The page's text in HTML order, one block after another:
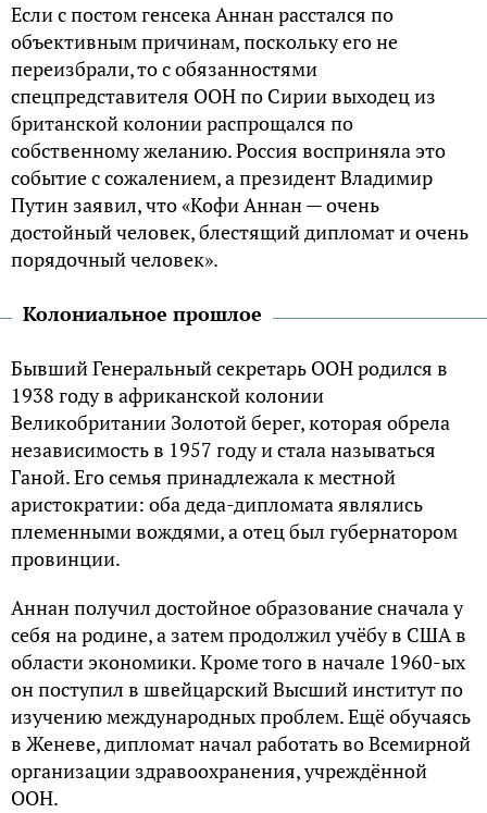
Если c постом генсека Аннан расстался по
объективным причинам, поскольку его не
переизбрали, то с обязанностями
спецпредставителя ООН по Сирии выходец из
британской колонии распрощался по
собственному желанию. Россия восприняла это
событие с сожалением, а президент Владимир
Путин заявил, что «Кофи Аннан — очень
достойный человек, блестящий дипломат и очень
порядочный человек».
Колониальное прошлое
Бывший Генеральный секретарь ООН родился в
1938 году в африканской колонии
Великобритании Золотой берег, которая обрела
независимость в 1957 году и стала называться
Ганой. Его семья принадлежала к местной
аристократии: оба деда-дипломата являлись
племенными вождями, а отец был губернатором
провинции.
Аннан получил достойное образование сначала у
себя на родине, а затем продолжил учёбу в США в
области экономики. Кроме того в начале 1960-ых
он поступил в швейцарский Высший институт по
изучению международных проблем. Ещё обучаясь
в Женеве, дипломат начал работать во Всемирной
организации здравоохранения, учреждённой
ООН.